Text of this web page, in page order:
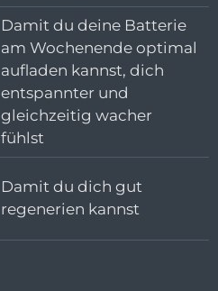
Damit du deine Batterie
am Wochenende optimal
aufladen kannst, dich
entspannter und
gleichzeitig wacher
fühlst
Damit du dich gut
regenerien kannst